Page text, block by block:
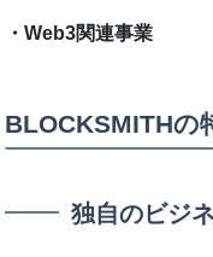
・Web3関連事業
BLOCKSMITHの
独自のビジ